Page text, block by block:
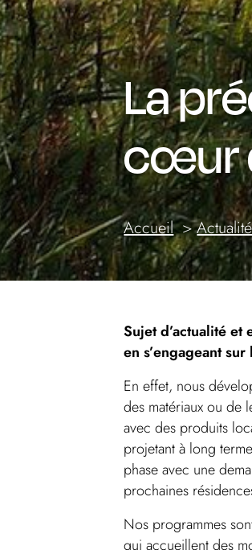
La
cœur
Accueil
Sujet d’actualité
en s’engageant
En effet, nous
des matériaux ou de
avec des produits
projetant à long
phase avec une
prochaines
Nos programmes
qui accueillent des